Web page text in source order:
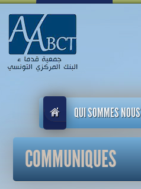
QUI SOMMES NOUS
COMMUNIQUES